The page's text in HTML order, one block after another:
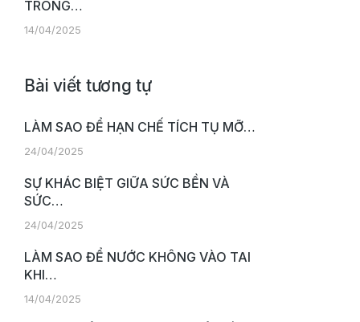
TRONG…
14/04/2025
Bài viết tương tự
LÀM SAO ĐỂ HẠN CHẾ TÍCH TỤ MỠ…
24/04/2025
SỰ KHÁC BIỆT GIỮA SỨC BỀN VÀ
SỨC…
24/04/2025
LÀM SAO ĐỂ NƯỚC KHÔNG VÀO TAI
KHI…
14/04/2025